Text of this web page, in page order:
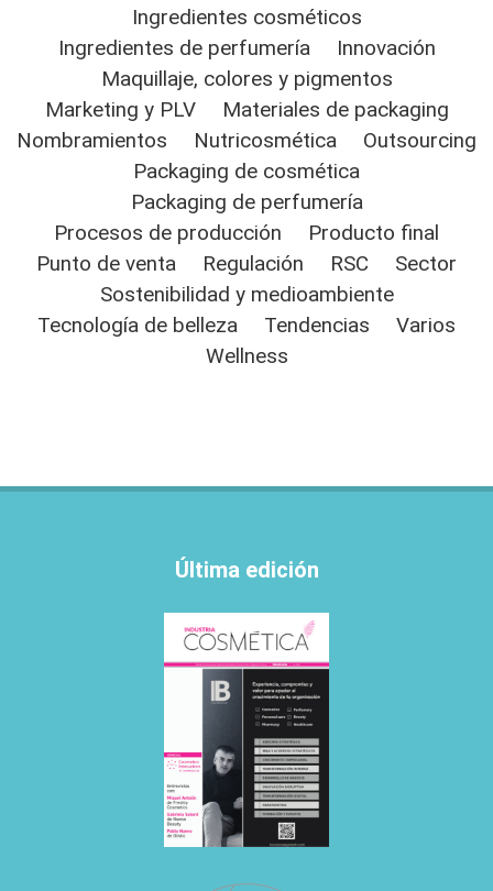
Ingredientes cosméticos
Ingredientes de perfumería
Innovación
Maquillaje, colores y pigmentos
Marketing y PLV
Materiales de packaging
Nombramientos
Nutricosmética
Outsourcing
Packaging de cosmética
Packaging de perfumería
Procesos de producción
Producto final
Punto de venta
Regulación RSC
Sector
Sostenibilidad y medioambiente
Tecnología de belleza
Tendencias
Varios
Wellness
Última edición